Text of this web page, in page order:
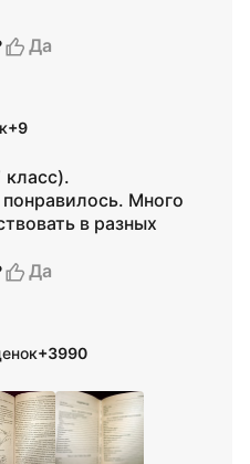
Да
+9
класс).
Много
в разных
Да
+3990